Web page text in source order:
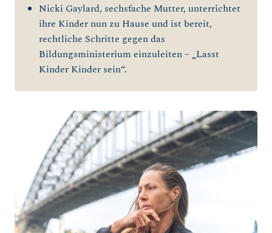
Nicki Gaylard, sechsfache Mutter, unterrichtet
ihre Kinder nun zu Hause und ist bereit,
rechtliche Schritte gegen das
Bildungsministerium einzuleiten – „Lasst
Kinder Kinder sein“.